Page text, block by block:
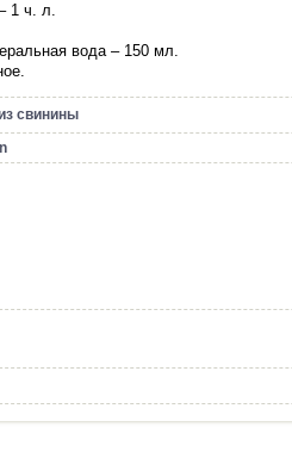
1 ч. л.
вода – 150 мл.
свинины